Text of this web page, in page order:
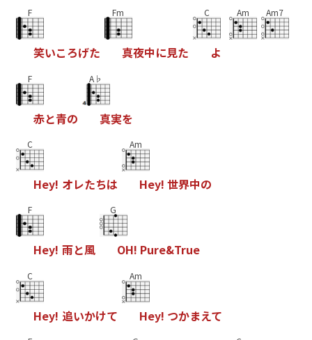
F
笑いころげた
Fm
真夜中に見た
C
よ
Am Am7
F
赤と青の
A♭
真実を
C
Hey! オレたちは
Am
Hey! 世界中の
F
Hey! 雨と風
G
OH! Pure&True
C
Hey! 追いかけて
Am
Hey! つかまえて